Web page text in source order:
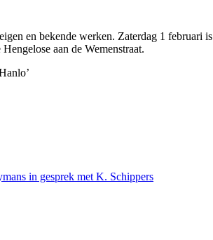
en bekende werken. Zaterdag 1 februari
aan de Wemenstraat.
in gesprek met K. Schippers